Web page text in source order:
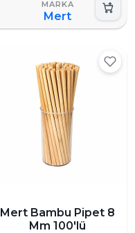
Mert
Mert Bambu Pipet 8
Mm 100'lü